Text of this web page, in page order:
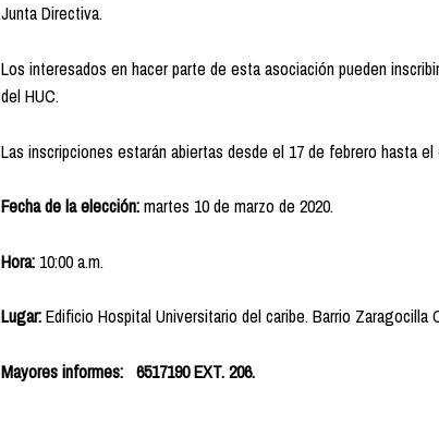
Junta Directiva.
Los interesados en hacer parte de esta asociación pueden
del HUC.
Las inscripciones estarán abiertas desde el 17 de febrero hasta
Fecha de la elección:martes 10 de marzo de 2020.
Hora: 10:00 a.m.
Lugar:Edificio Hospital Universitario del caribe. Barrio Zaragocilla
Mayores informes: 6517190 EXT. 206.